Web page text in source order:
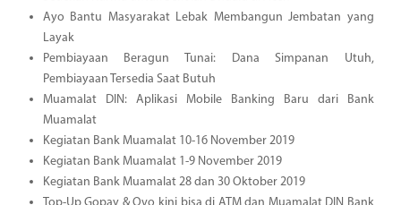
Ayo Bantu Masyarakat Lebak Membangun Jembatan yang
Layak
Pembiayaan Beragun Tunai: Dana Simpanan Utuh,
Pembiayaan Tersedia Saat Butuh
Muamalat DIN: Aplikasi Mobile Banking Baru dari Bank
Muamalat
Kegiatan Bank Muamalat 10-16 November 2019
Kegiatan Bank Muamalat 1-9 November 2019
Kegiatan Bank Muamalat 28 dan 30 Oktober 2019